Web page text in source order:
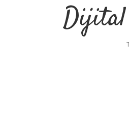
Dijital